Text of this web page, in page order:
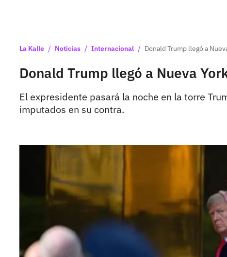
La Kalle / Noticias / Internacional / Donald Trump llegó a
Donald Trump llegó a Nueva
El expresidente pasará la noche en la torre
imputados en su contra.